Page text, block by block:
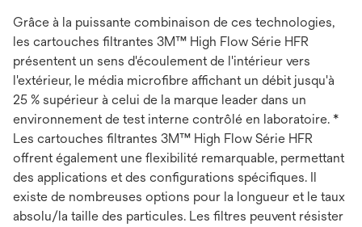
Grâce à la puissante combinaison de ces technologies,
les cartouches filtrantes 3M™ High Flow Série HFR
présentent un sens d'écoulement de l'intérieur vers
l'extérieur, le média microfibre affichant un débit jusqu'à
25 % supérieur à celui de la marque leader dans un
environnement de test interne contrôlé en laboratoire. *
Les cartouches filtrantes 3M™ High Flow Série HFR
offrent également une flexibilité remarquable, permettant
des applications et des configurations spécifiques. Il
existe de nombreuses options pour la longueur et le taux
absolu/la taille des particules. Les filtres peuvent résister